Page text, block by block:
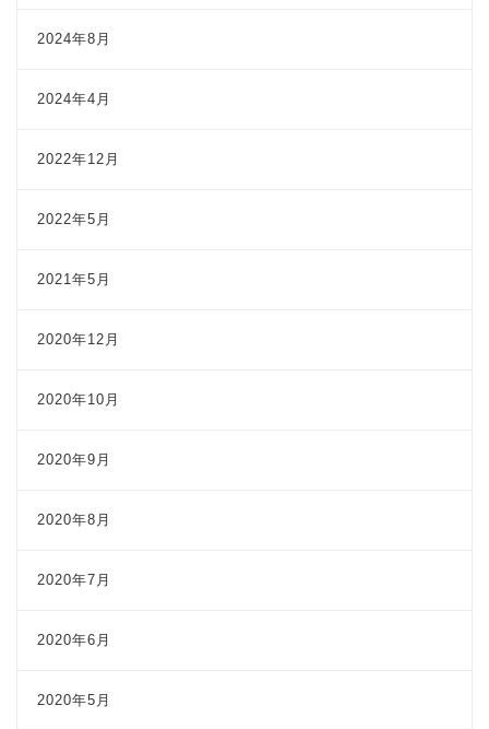
2024年8月
2024年4月
2022年12月
2022年5月
2021年5月
2020年12月
2020年10月
2020年9月
2020年8月
2020年7月
2020年6月
2020年5月